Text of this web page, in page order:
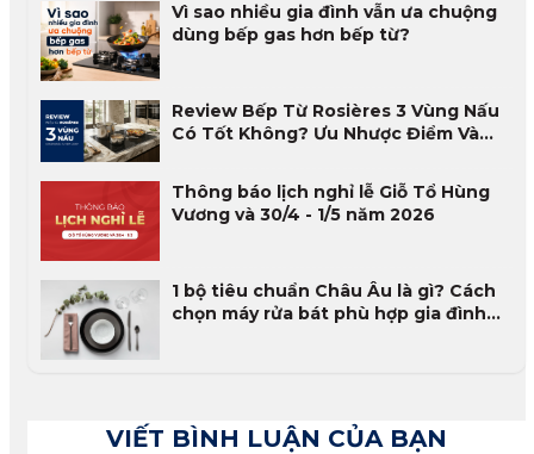
Vì sao nhiều gia đình vẫn ưa chuộng
dùng bếp gas hơn bếp từ?
Review Bếp Từ Rosières 3 Vùng Nấu
Có Tốt Không? Ưu Nhược Điểm Và
Thông báo lịch nghỉ lễ Giỗ Tổ Hùng
Vương và 30/4 - 1/5 năm 2026
1 bộ tiêu chuẩn Châu Âu là gì? Cách
chọn máy rửa bát phù hợp gia đình
VIẾT BÌNH LUẬN CỦA BẠN